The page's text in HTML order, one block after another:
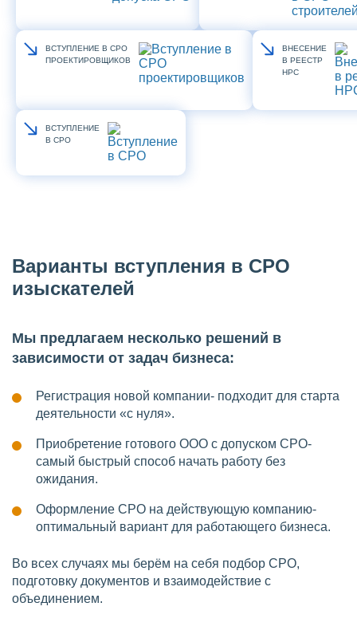
ВСТУПЛЕНИЕ В СРО
ПРОЕКТИРОВЩИКОВ
ВНЕСЕНИЕ
В РЕЕСТР
НРС
ВСТУПЛЕНИЕ
В СРО
Варианты вступления в СРО
изыскателей
Мы предлагаем несколько решений в
зависимости от задач бизнеса:
Регистрация новой компании- подходит для старта
деятельности «с нуля».
Приобретение готового ООО с допуском СРО-
самый быстрый способ начать работу без
ожидания.
Оформление СРО на действующую компанию-
оптимальный вариант для работающего бизнеса.
Во всех случаях мы берём на себя подбор СРО,
подготовку документов и взаимодействие с
объединением.